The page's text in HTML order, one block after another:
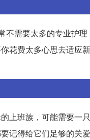
不需要太多的专业护
花费太多心思去适应
上班族，可能需要一
记得给它们足够的关